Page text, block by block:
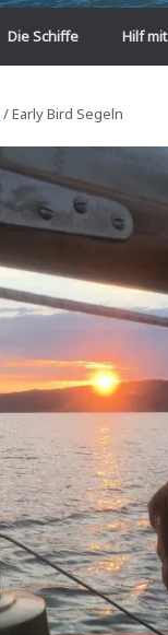
Die Schiffe Hilf mit
/ Early Bird Segeln